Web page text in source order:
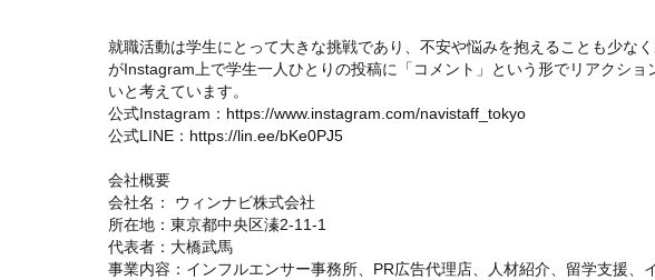
就職活動は学生にとって大きな挑戦であり、不安や悩みを抱えることも少な
がInstagram上で学生一人ひとりの投稿に「コメント」という形でリアクシ
いと考えています。
公式Instagram： https://www.instagram.com/navistaff_tokyo
公式LINE： https://lin.ee/bKe0PJ5
会社概要
会社名： ウィンナビ株式会社
所在地：東京都中央区溱2-11-1
代表者：大橋武馬
事業内容：インフルエンサー事務所、PR広告代理店、人材紹介、留学支援、